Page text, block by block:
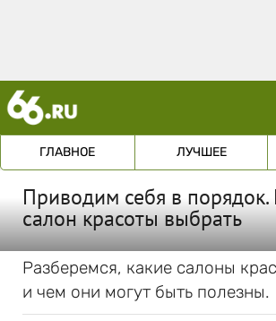
ГЛАВНОЕ ЛУЧШЕЕ
Приводим себя в порядок.
салон красоты выбрать
Разберемся, какие салоны
и чем они могут быть полезны.